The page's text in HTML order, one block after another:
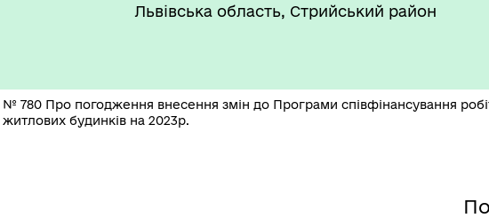
стан"
Львівська область, Стрийський район
№ 780 Про погодження внесення змін до Програми співфінансування
житлових будинків на 2023р.